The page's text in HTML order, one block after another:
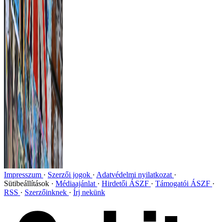
Impresszum Szerzői jogok
Adatvédelmi nyilatkozat
Sütibeállítások
Médiaajánlat Hirdetői ÁSZF
Támogatói ÁSZF
RSS
Szerzőinknek Írj nekünk